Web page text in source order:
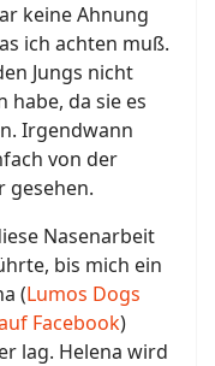
keine Ahnung
ich achten muß.
Jungs nicht
habe, da sie es
Irgendwann
von der
gesehen.
Nasenarbeit
bis mich ein
(Lumos Dogs
Facebook)
lag. Helena wird